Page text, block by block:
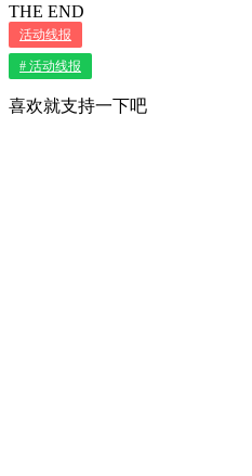
THE END
活动线报
# 活动线报
喜欢就支持一下吧